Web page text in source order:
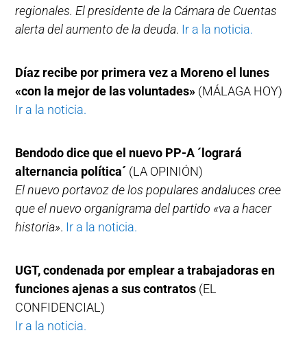
regionales. El presidente de la Cámara de Cuentas
alerta del aumento de la deuda. Ir a la noticia.
Díaz recibe por primera vez a Moreno el lunes
«con la mejor de las voluntades» (MÁLAGA HOY)
Ir a la noticia.
Bendodo dice que el nuevo PP-A ´logrará
alternancia política´ (LA OPINIÓN)
El nuevo portavoz de los populares andaluces cree
que el nuevo organigrama del partido «va a hacer
historia». Ir a la noticia.
UGT, condenada por emplear a trabajadoras en
funciones ajenas a sus contratos (EL
CONFIDENCIAL)
Ir a la noticia.